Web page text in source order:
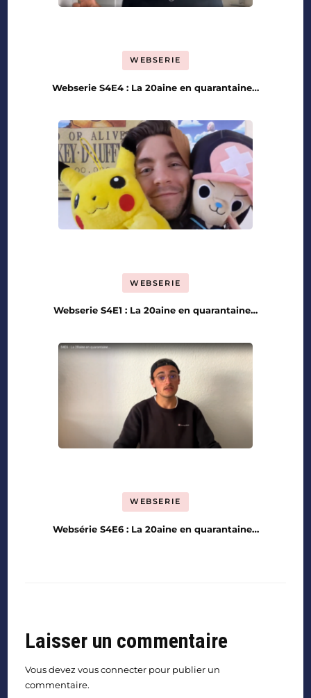
WEBSERIE
Webserie S4E4 : La 20aine en quarantaine…
WEBSERIE
Webserie S4E1 : La 20aine en quarantaine…
WEBSERIE
Websérie S4E6 : La 20aine en quarantaine…
Laisser un commentaire
Vous devezvous connecter pour publier un
commentaire.